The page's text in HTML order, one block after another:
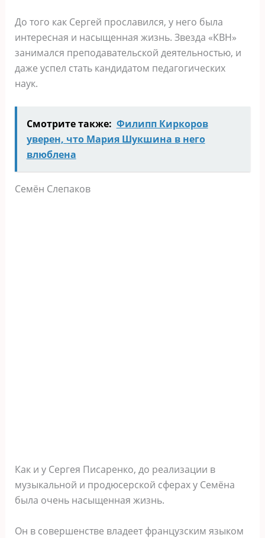
До того как Сергей прославился, у него была
интересная и насыщенная жизнь. Звезда «КВН»
занимался преподавательской деятельностью, и
даже успел стать кандидатом педагогических
наук.
Смотрите также: Филипп Киркоров
уверен, что Мария Шукшина в него
влюблена
Семён Слепаков
Как и у Сергея Писаренко, до реализации в
музыкальной и продюсерской сферах у Семёна
была очень насыщенная жизнь.
Он в совершенстве владеет французским языком